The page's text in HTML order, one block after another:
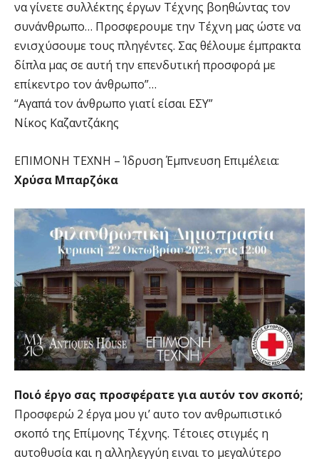
να γίνετε συλλέκτης έργων Τέχνης βοηθώντας τον
συνάνθρωπο… Προσφερουμε την Τέχνη μας ώστε να
ενισχύσουμε τους πληγέντες. Σας θέλουμε έμπρακτα
δίπλα μας σε αυτή την επενδυτική προσφορά με
επίκεντρο τον άνθρωπο”…
“Αγαπά τον άνθρωπο γιατί είσαι ΕΣΥ”
Νίκος Καζαντζάκης
ΕΠΙΜΟΝΗ ΤΕΧΝΗ – Ίδρυση Έμπνευση Επιμέλεια:
Χρύσα Μπαρζόκα
Ποιό έργο σας προσφέρατε για αυτόν τον σκοπό;
Προσφερώ 2 έργα μου γι’ αυτο τον ανθρωπιστικό
σκοπό της Επίμονης Τέχνης. Τέτοιες στιγμές η
αυτοθυσία και η αλληλεγγύη ειναι το μεγαλύτερο